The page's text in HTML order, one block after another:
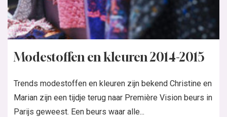
Modestoffen en kleuren 2014-2015
Trends modestoffen en kleuren zijn bekend Christine en
Marian zijn een tijdje terug naar Première Vision beurs in
Parijs geweest. Een beurs waar alle...